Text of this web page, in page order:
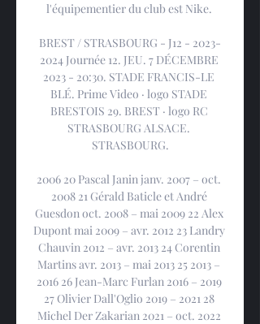
l'équipementier du club est Nike.
BREST / STRASBOURG - J12 - 2023-
2024 Journée 12. JEU. 7 DÉCEMBRE
2023 - 20:30. STADE FRANCIS-LE
BLÉ. Prime Video · logo STADE
BRESTOIS 29. BREST · logo RC
STRASBOURG ALSACE.
STRASBOURG.
2006 20 Pascal Janin janv. 2007 – oct.
2008 21 Gérald Baticle et André
Guesdon oct. 2008 – mai 2009 22 Alex
Dupont mai 2009 – avr. 2012 23 Landry
Chauvin 2012 – avr. 2013 24 Corentin
Martins avr. 2013 – mai 2013 25 2013 –
2016 26 Jean-Marc Furlan 2016 – 2019
27 Olivier Dall'Oglio 2019 – 2021 28
Michel Der Zakarian 2021 – oct. 2022